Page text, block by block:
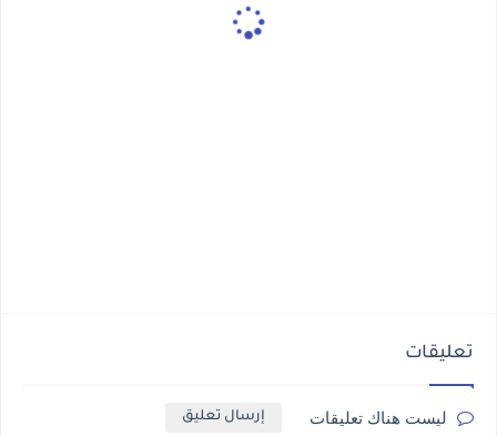
تعليقات
ليست هناك تعليقات إرسال تعليق